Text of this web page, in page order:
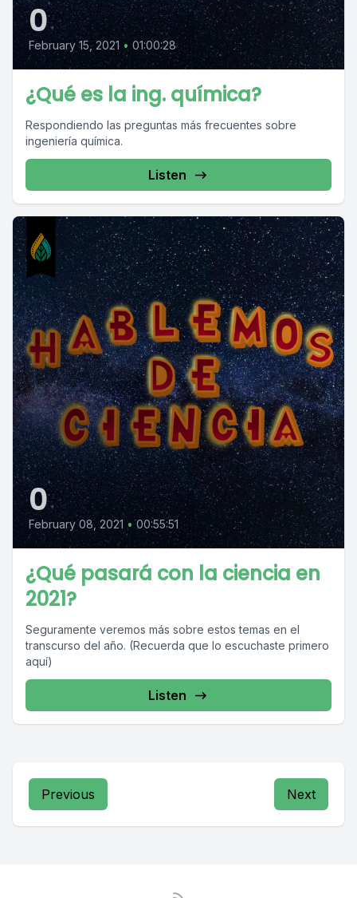
0
February 15, 2021 • 01:00:28
¿Qué es la ing. química?
Respondiendo las preguntas más frecuentes sobre
ingeniería química.
Listen
0
February 08, 2021 • 00:55:51
¿Qué pasará con la ciencia en
2021?
Seguramente veremos más sobre estos temas en el
transcurso del año. (Recuerda que lo escuchaste primero
aquí)
Listen
Previous Next